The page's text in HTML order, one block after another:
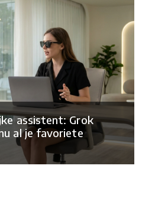
assistent: Grok
al je favoriete